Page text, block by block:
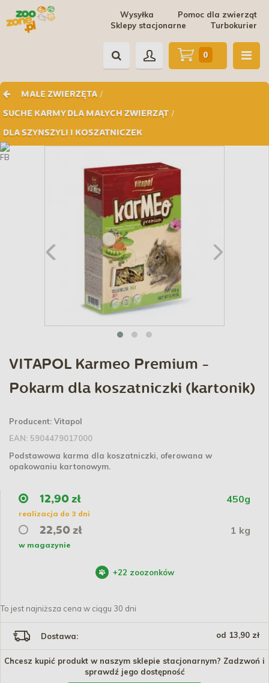
Pomoc dla zwierząt
Wysyłka
Turbokurier
Sklepy stacjonarne
MAŁE ZWIERZĘTA /
SUCHE KARMY DLA MAŁYCH ZWIERZĄT /
DLA SZYNSZYLI I KOSZATNICZEK
0
VITAPOL Karmeo Premium -
Pokarm dla koszatniczki (kartonik)
Producent: Vitapol
EAN: 5904479017000
Podstawowa karma dla koszatniczki, oferowana w
opakowaniu kartonowym.
12,90 zł 450g
realizacja do 3 dni
22,50 zł 1 kg
w magazynie
+22 zoozonków
To jest najniższa cena w ciągu 30 dni
Dostawa: od 13,90 zł
Chcesz kupić produkt w naszym sklepie stacjonarnym? Zadzwoń i
sprawdź jego dostępność